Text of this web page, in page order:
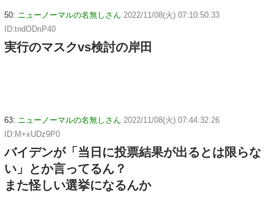
50: ニューノーマルの名無しさん 2022/11/08(火) 07:10:50.33
ID:tndODnP40
実行のマスクvs検討の岸田
63: ニューノーマルの名無しさん 2022/11/08(火) 07:44:32.26
ID:M+xUDz9P0
バイデンが「当日に投票結果が出るとは限らな
い」とか言ってるん？
また怪しい選挙になるんか